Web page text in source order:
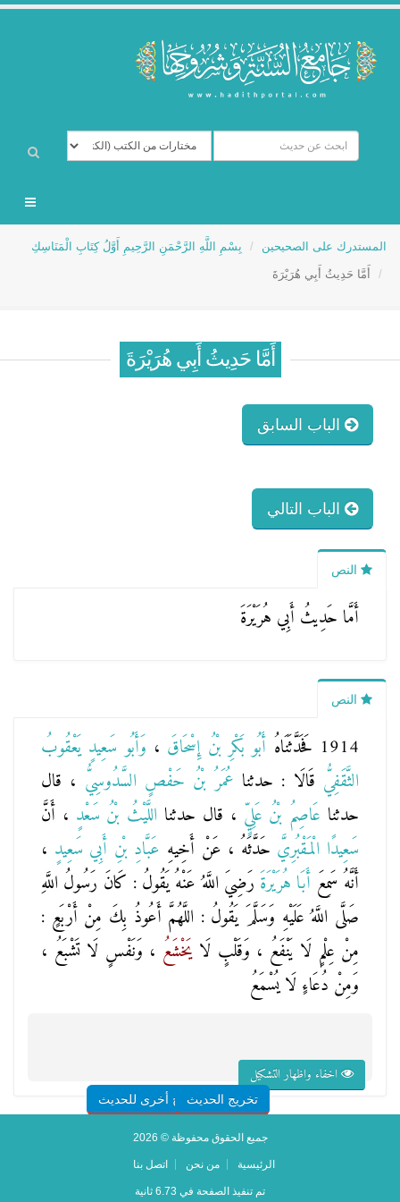
المستدرك على الصحيحين بِسْمِ اللَّهِ الرَّحْمَنِ الرَّحِيمِ أَوَّلُ كِتَابِ الْمَنَاسِكِ
أَمَّا حَدِيثُ أَبِي هُرَيْرَةَ
أَمَّا حَدِيثُ أَبِي هُرَيْرَةَ
الباب السابق
الباب التالي
النص
أَمَّا حَدِيثُ أَبِي هُرَيْرَةَ
النص
1914 فَحَدَّثَنَاهُ أَبُو بَكْرِ بْنُ إِسْحَاقَ ، وَأَبُو سَعِيدٍ يَعْقُوبُ
الثَّقَفِيُّ قَالَا : حدثنا عُمَرُ بْنُ حَفْصٍ السَّدُوسِيُّ ، قال
حدثنا عَاصِمُ بْنُ عَلِيٍّ ، قال حدثنا اللَّيْثُ بْنُ سَعْدٍ ، أَنَّ
سَعِيدًا الْمَقْبُرِيَّ حَدَّثَهُ ، عَنْ أَخِيهِ عَبَّادِ بْنِ أَبِي سَعِيدٍ ،
أَنَّهُ سَمِعَ أَبَا هُرَيْرَةَ رَضِيَ اللَّهُ عَنْهُ يَقُولُ : كَانَ رَسُولُ اللَّهِ
صَلَّى اللَّهُ عَلَيْهِ وَسَلَّمَ يَقُولُ : اللَّهُمَّ أَعُوذُ بِكَ مِنْ أَرْبَعٍ :
مِنْ عِلْمٍ لَا يَنْفَعُ ، وَقَلْبٍ لَايَخْشَعُ ، وَنَفْسٍ لَا تَشْبَعُ ،
وَمِنْ دُعَاءٍ لَا يُسْمَعُ
اخفاء واظهار التشكيل
تخريج الحديثشروح أخرى للحديث
جميع الحقوق محفوظة © 2026
الرئيسية من نحن اتصل بنا
تم تنفيذ الصفحة في 6.73 ثانية